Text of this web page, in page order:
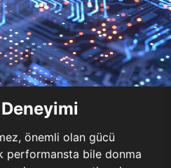
önemli olan gücü
performansta bile donma